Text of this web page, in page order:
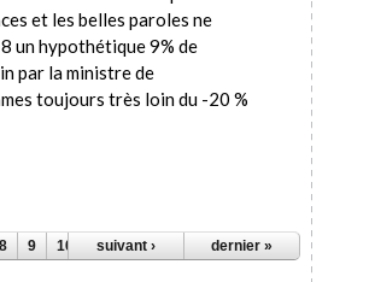
et les belles paroles ne
un hypothétique 9% de
par la ministre de
toujours très loin du -20 %
8 9 10 11 …
suivant › dernier »